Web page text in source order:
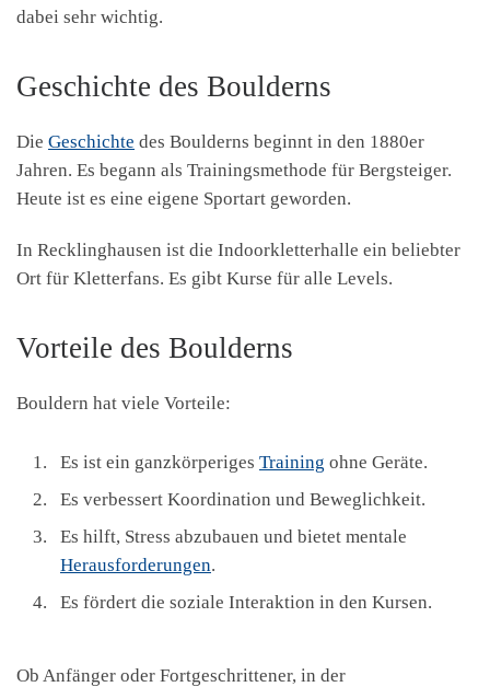
dabei sehr wichtig.
Geschichte des Boulderns
Die Geschichte des Boulderns beginnt in den 1880er
Jahren. Es begann als Trainingsmethode für Bergsteiger.
Heute ist es eine eigene Sportart geworden.
In Recklinghausen ist die Indoorkletterhalle ein beliebter
Ort für Kletterfans. Es gibt Kurse für alle Levels.
Vorteile des Boulderns
Bouldern hat viele Vorteile:
Es ist ein ganzkörperiges Training ohne Geräte.
Es verbessert Koordination und Beweglichkeit.
Es hilft, Stress abzubauen und bietet mentale
Herausforderungen.
Es fördert die soziale Interaktion in den Kursen.
Ob Anfänger oder Fortgeschrittener, in der